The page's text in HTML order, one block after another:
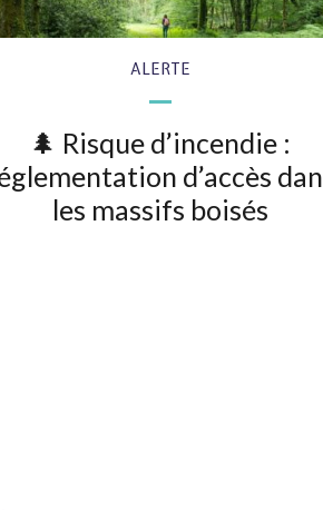
ALERTE
🌲 Risque d’incendie :
d’accès
les massifs boisés